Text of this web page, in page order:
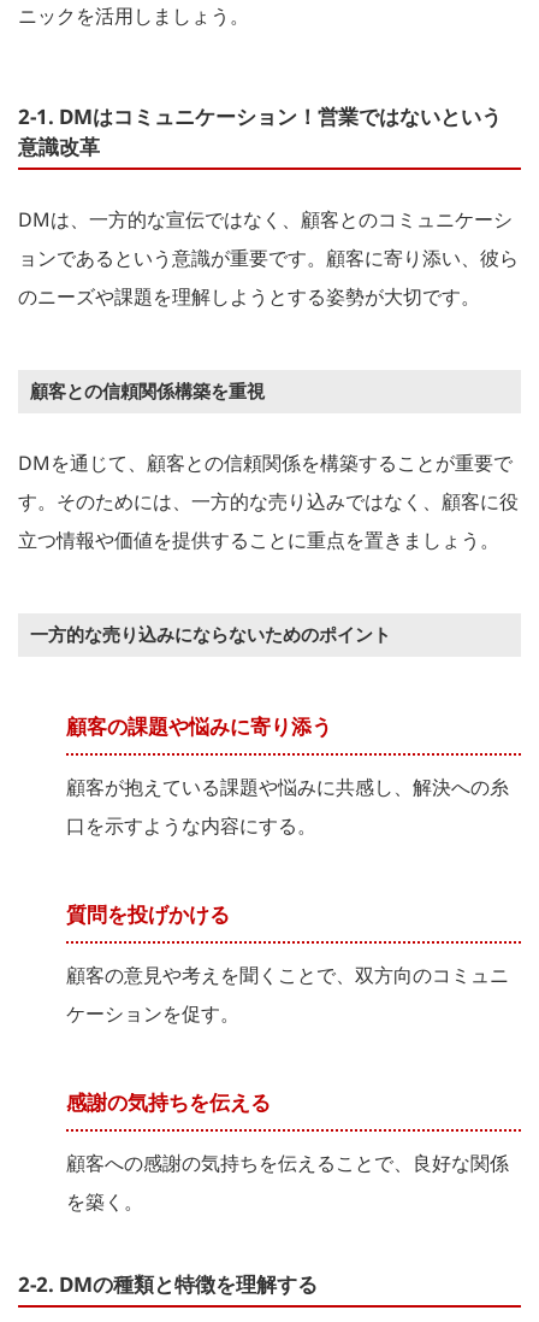
ニックを活用しましょう。
2-1. DMはコミュニケーション！営業ではないという
意識改革
DMは、一方的な宣伝ではなく、顧客とのコミュニケーシ
ョンであるという意識が重要です。顧客に寄り添い、彼ら
のニーズや課題を理解しようとする姿勢が大切です。
顧客との信頼関係構築を重視
DMを通じて、顧客との信頼関係を構築することが重要で
す。そのためには、一方的な売り込みではなく、顧客に役
立つ情報や価値を提供することに重点を置きましょう。
一方的な売り込みにならないためのポイント
顧客の課題や悩みに寄り添う
顧客が抱えている課題や悩みに共感し、解決への糸
口を示すような内容にする。
質問を投げかける
顧客の意見や考えを聞くことで、双方向のコミュニ
ケーションを促す。
感謝の気持ちを伝える
顧客への感謝の気持ちを伝えることで、良好な関係
を築く。
2-2. DMの種類と特徴を理解する